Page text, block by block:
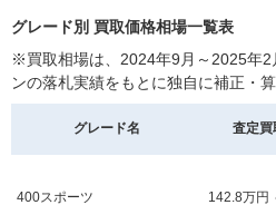
グレード別 買取価格相場一覧表
※買取相場は、2024年9月～2025年2
ンの落札実績をもとに独自に補正・
グレード名 査定買
400スポーツ 142.8万円